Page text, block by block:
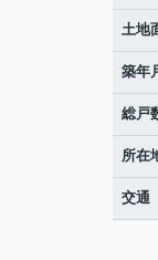
土地
築年
総戸
所在
交通